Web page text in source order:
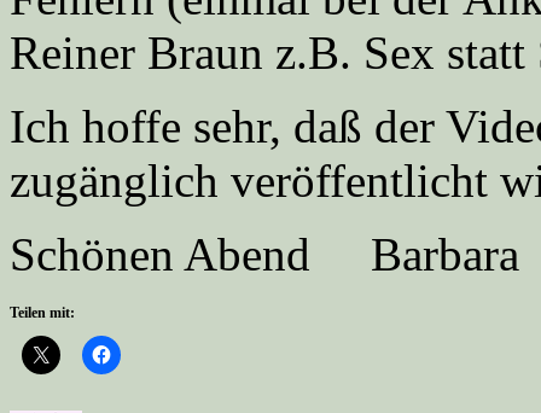
Reiner Braun z.B. Sex statt
Ich hoffe sehr, daß der
zugänglich veröffentlicht
Schönen Abend Barbara
Teilen mit: